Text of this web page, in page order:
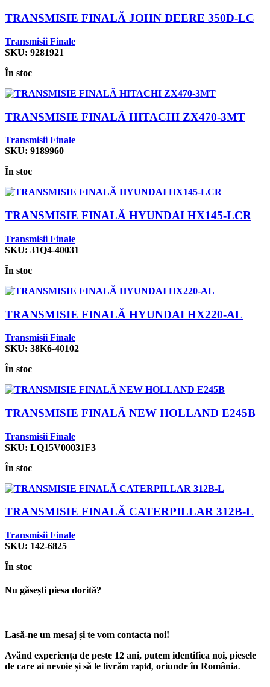
TRANSMISIE FINALĂ JOHN DEERE 350D-LC
Transmisii Finale
SKU: 9281921
În stoc
TRANSMISIE FINALĂ HITACHI ZX470-3MT
Transmisii Finale
SKU: 9189960
În stoc
TRANSMISIE FINALĂ HYUNDAI HX145-LCR
Transmisii Finale
SKU: 31Q4-40031
În stoc
TRANSMISIE FINALĂ HYUNDAI HX220-AL
Transmisii Finale
SKU: 38K6-40102
În stoc
TRANSMISIE FINALĂ NEW HOLLAND E245B
Transmisii Finale
SKU: LQ15V00031F3
În stoc
TRANSMISIE FINALĂ CATERPILLAR 312B-L
Transmisii Finale
SKU: 142-6825
În stoc
Nu găsești piesa dorită?
Lasă-ne un mesaj și te vom contacta noi!
Avănd experiența de peste 12 ani, putem identifica noi, piesele
de care ai nevoie și să le livrăm rapid, oriunde în România.